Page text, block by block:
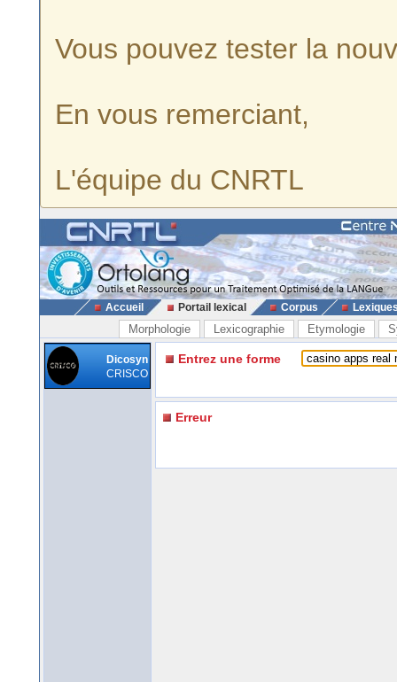
Vous pouvez tester la
En vous remerciant,
L'équipe du CNRTL
Accueil Portail lexical Corpus
Morphologie Lexicographie Etymologie
Dicosyn
CRISCO
Entrez une forme
Erreur